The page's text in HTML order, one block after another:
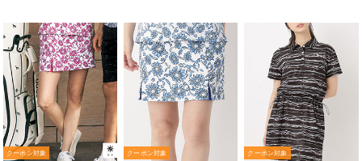
クーポン対象
クーポン対象
クーポン対象